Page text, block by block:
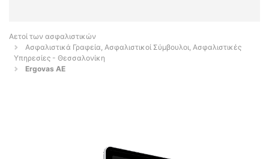
Αετοί των ασφαλιστικών
Ασφαλιστικά Γραφεία, Ασφαλιστικοί Σύμβουλοι, Ασφαλιστικές
Υπηρεσίες - Θεσσαλονίκη
Ergovas AE